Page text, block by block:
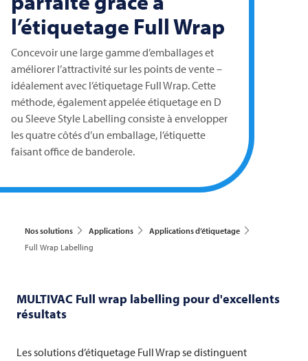
l’étiquetage Full Wrap
Concevoir une large gamme d’emballages et
améliorer l’attractivité sur les points de vente –
idéalement avec l’étiquetage Full Wrap. Cette
méthode, également appelée étiquetage en D
ou Sleeve Style Labelling consiste à envelopper
les quatre côtés d’un emballage, l’étiquette
faisant office de banderole.
Nos solutions Applications
Applications d’étiquetage
Full Wrap Labelling
MULTIVAC Full wrap labelling pour d'excellents
résultats
Les solutions d’étiquetage Full Wrap se distinguent